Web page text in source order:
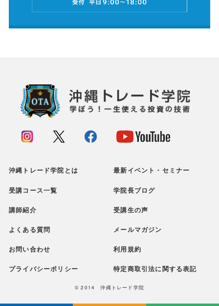
沖縄トレード学院とは 最新イベント・セミナー
受講コース一覧 学院長ブログ
講師紹介 受講生の声
よくある質問 メールマガジン
お問い合わせ 利用規約
プライバシーポリシー 特定商取引法に関する表記
© 2014 沖縄トレード学院